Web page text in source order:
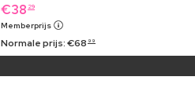
€38 29
Memberprijs
Normale prijs:€68 99